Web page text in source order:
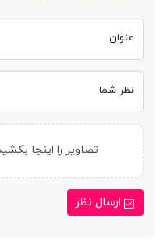
عنوان
نظر شما
تصاویر را اینجا
ارسال نظر